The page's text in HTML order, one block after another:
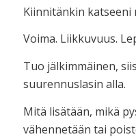
Kiinnitänkin katseeni
Voima. Liikkuvuus.
Tuo jälkimmäinen,
suurennuslasin alla.
Mitä lisätään, mikä
vähennetään tai